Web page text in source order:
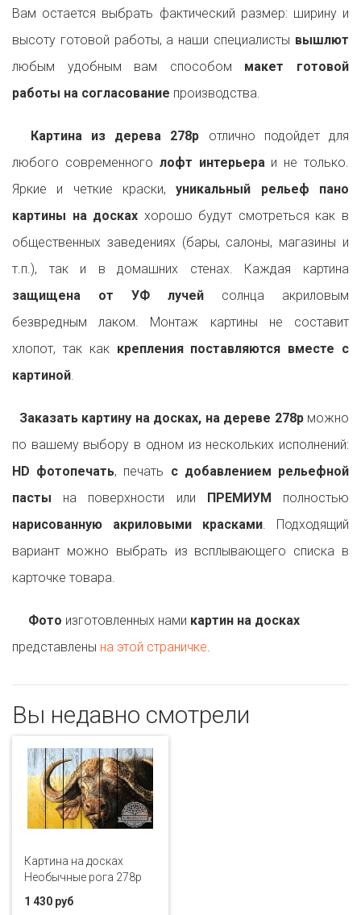
Вам остается выбрать фактический размер: ширину и
высоту готовой работы, а наши специалисты вышлют
любым удобным вам способом макет готовой
работы на согласование производства.
Картина из дерева 278p отлично подойдет для
любого современного лофт интерьераи не только.
Яркие и четкие краски,уникальный рельеф пано
картины на досках хорошо будут смотреться как в
общественных заведениях (бары, салоны, магазины и
т.п.), так и в домашних стенах. Каждая картина
защищена от УФ лучей солнца акриловым
безвредным лаком. Монтаж картины не составит
хлопот, так как крепления поставляются вместе с
картиной.
Заказать картину на досках, на дереве 278pможно
по вашему выбору в одном из нескольких исполнений:
HD фотопечать, печать с добавлением рельефной
пасты на поверхности или ПРЕМИУМ
полностью
нарисованную акриловыми красками. Подходящий
вариант можно выбрать из всплывающего списка в
карточке товара.
Фото изготовленных нами картин на досках
представлены на этой страничке.
Вы недавно смотрели
Картина на досках
Необычные рога 278p
1 430 руб